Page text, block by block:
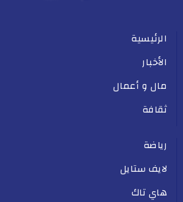
الرئيسية
الأخبار
مال و أعمال
ثقافة
رياضة
لايف ستايل
هاي تاك